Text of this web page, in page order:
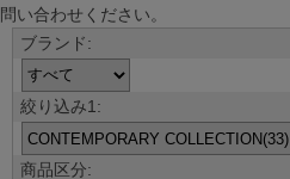
問い合わせください。